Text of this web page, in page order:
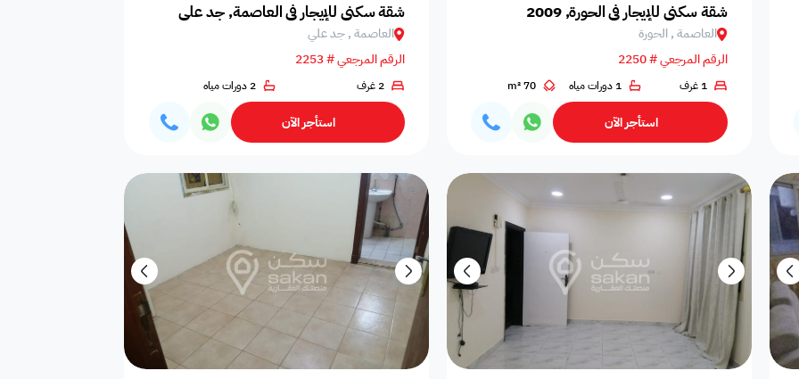
شقة سكني للإيجار في الحورة, 2009
العاصمة , الحورة
الرقم المرجعي # 2250
1 غرف 1 دورات مياه 70 m²
استأجر الآن
شقة سكني للإيجار في العاصمة, جد علي
العاصمة , جد علي
الرقم المرجعي # 2253
2 غرف 2 دورات مياه
استأجر الآن